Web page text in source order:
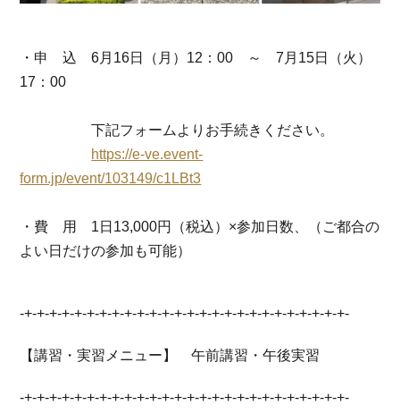
・申 込 6月16日（月）12：00 ～ 7月15日（火）
17：00
下記フォームよりお手続きください。
https://e-ve.event-
form.jp/event/103149/c1LBt3
・費 用 1日13,000円（税込）×参加日数、（ご都合の
よい日だけの参加も可能）
-+-+-+-+-+-+-+-+-+-+-+-+-+-+-+-+-+-+-+-+-+-+-+-+-+-+-
【講習・実習メニュー】 午前講習・午後実習
-+-+-+-+-+-+-+-+-+-+-+-+-+-+-+-+-+-+-+-+-+-+-+-+-+-+-